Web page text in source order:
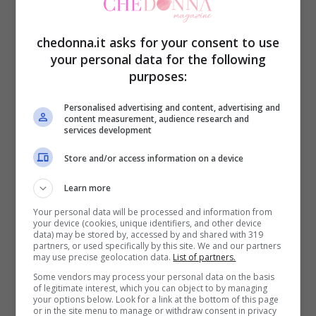
10 piatti deliziosi che costano meno di un caffè: ti
sorprenderanno-Chedonna.it
Poi c’è il
zuppa fredda spagnola che nasce per
recuperare le verdure un po’ stanche.
Pomodori maturi, cetrioli, peperoni e via di
frullatore, in estate è un vero salvavita.
chedonna.it asks for your consent to use
your personal data for the following
purposes:
Personalised advertising and content, advertising and
content measurement, audience research and
services development
Store and/or access information on a device
Learn more
Your personal data will be processed and information from
your device (cookies, unique identifiers, and other device
data) may be stored by, accessed by and shared with 319
partners, or used specifically by this site. We and our partners
may use precise geolocation data. List of partners.
Some vendors may process your personal data on the basis
of legitimate interest, which you can object to by managing
your options below. Look for a link at the bottom of this page
or in the site menu to manage or withdraw consent in privacy